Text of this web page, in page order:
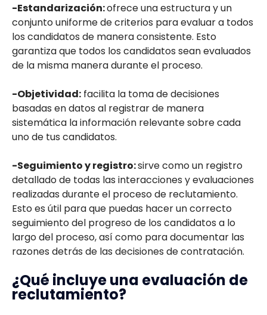
-Estandarización:ofrece una estructura y un
conjunto uniforme de criterios para evaluar a todos
los candidatos de manera consistente. Esto
garantiza que todos los candidatos sean evaluados
de la misma manera durante el proceso.
-Objetividad: facilita la toma de decisiones
basadas en datos al registrar de manera
sistemática la información relevante sobre cada
uno de tus candidatos.
-Seguimiento y registro:sirve como un registro
detallado de todas las interacciones y evaluaciones
realizadas durante el proceso de reclutamiento.
Esto es útil para que puedas hacer un correcto
seguimiento del progreso de los candidatos a lo
largo del proceso, así como para documentar las
razones detrás de las decisiones de contratación.
¿Qué incluye una evaluación de
reclutamiento?